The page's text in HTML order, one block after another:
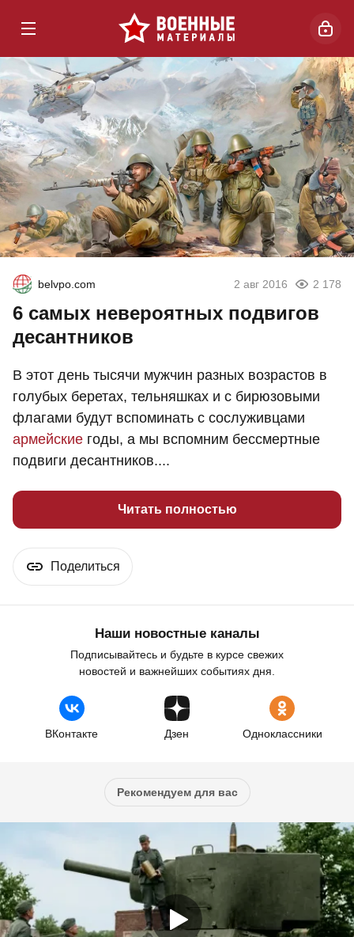
belvpo.com 2 авг 2016 2 178
6 самых невероятных подвигов
десантников
В этот день тысячи мужчин разных возрастов в
голубых беретах, тельняшках и с бирюзовыми
флагами будут вспоминать с сослуживцами
армейские годы, а мы вспомним бессмертные
подвиги десантников....
Читать полностью
Поделиться
Наши новостные каналы
Подписывайтесь и будьте в курсе свежих
новостей и важнейших событиях дня.
ВКонтакте Дзен Одноклассники
Рекомендуем для вас